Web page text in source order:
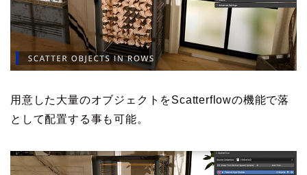
用意した大量のオブジェクトをScatterflowの機能で落
として配置する事も可能。